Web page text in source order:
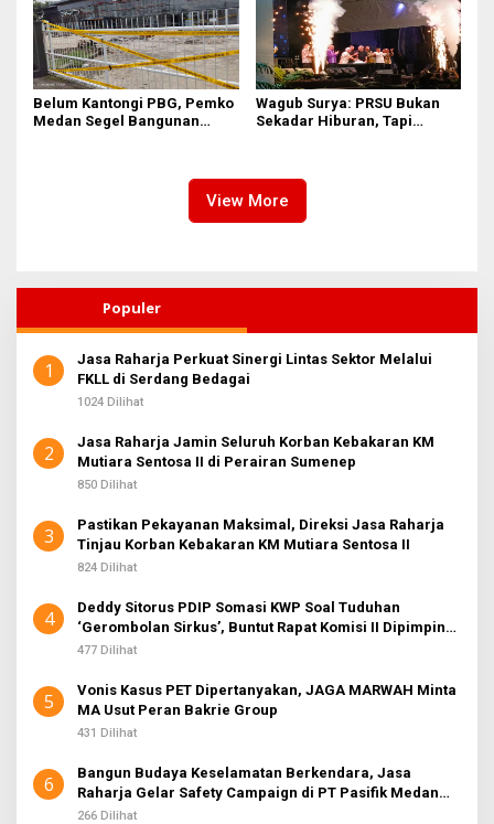
Belum Kantongi PBG, Pemko
Medan Segel Bangunan
Wagub Surya: PRSU Bukan
Sekadar Hiburan, Tapi
View More
Populer
1
Jasa Raharja Perkuat Sinergi Lintas Sektor Melalui
FKLL di Serdang Bedagai
1024 Dilihat
2
Jasa Raharja Jamin Seluruh Korban Kebakaran KM
Mutiara Sentosa II di Perairan Sumenep
850 Dilihat
3
Pastikan Pekayanan Maksimal, Direksi Jasa Raharja
Tinjau Korban Kebakaran KM Mutiara Sentosa II
824 Dilihat
4
Deddy Sitorus PDIP Somasi KWP Soal Tuduhan
‘Gerombolan Sirkus’, Buntut Rapat Komisi II Dipimpin
Sufmi Dasco Ahmad
477 Dilihat
5
Vonis Kasus PET Dipertanyakan, JAGA MARWAH Minta
MA Usut Peran Bakrie Group
431 Dilihat
6
Bangun Budaya Keselamatan Berkendara, Jasa
Raharja Gelar Safety Campaign di PT Pasifik Medan
Industri
266 Dilihat